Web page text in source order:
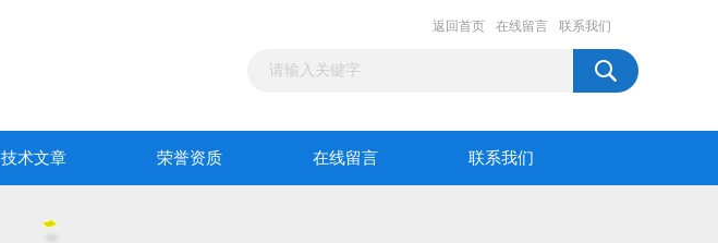
返回首页 在线留言 联系我们
技术文章 荣誉资质 在线留言 联系我们